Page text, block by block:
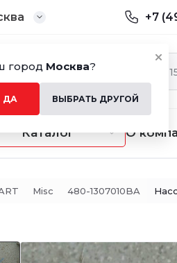
город Москва?
ДА ВЫБРАТЬ ДРУГОЙ
+7
Каталог О
Misc 480-1307010BA